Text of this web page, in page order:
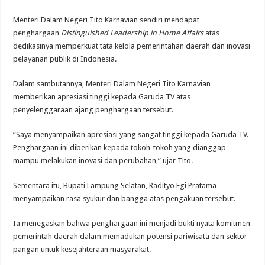
Menteri Dalam Negeri Tito Karnavian sendiri mendapat
penghargaan Distinguished Leadership in Home Affairsatas
dedikasinya memperkuat tata kelola pemerintahan daerah dan inovasi
pelayanan publik di Indonesia.
Dalam sambutannya, Menteri Dalam Negeri Tito Karnavian
memberikan apresiasi tinggi kepada Garuda TV atas
penyelenggaraan ajang penghargaan tersebut.
“Saya menyampaikan apresiasi yang sangat tinggi kepada Garuda TV.
Penghargaan ini diberikan kepada tokoh-tokoh yang dianggap
mampu melakukan inovasi dan perubahan,” ujar Tito.
Sementara itu, Bupati Lampung Selatan, Radityo Egi Pratama
menyampaikan rasa syukur dan bangga atas pengakuan tersebut.
Ia menegaskan bahwa penghargaan ini menjadi bukti nyata komitmen
pemerintah daerah dalam memadukan potensi pariwisata dan sektor
pangan untuk kesejahteraan masyarakat.